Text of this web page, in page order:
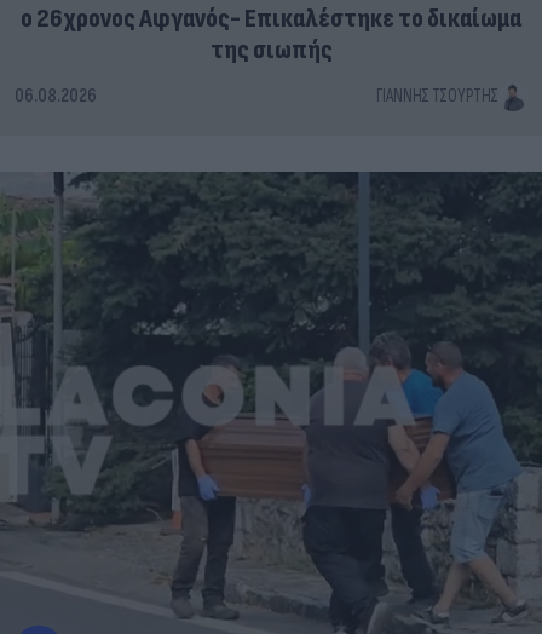
ο 26χρονος Αφγανός- Επικαλέστηκε το δικαίωμα
της σιωπής
06.08.2026 ΓΙΆΝΝΗΣ ΤΣΟΎΡΤΗΣ